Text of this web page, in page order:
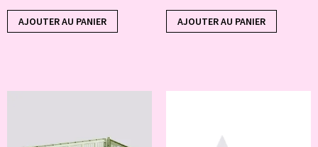
AJOUTER AU PANIER AJOUTER AU PANIER